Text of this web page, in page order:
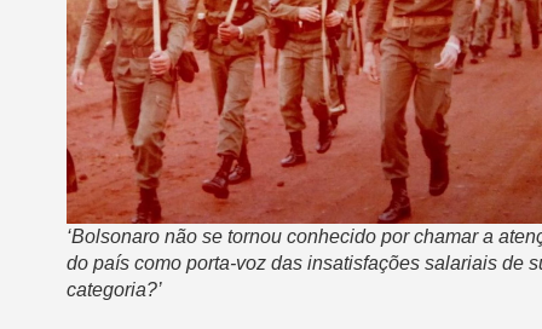
‘Bolsonaro não se tornou conhecido por chamar a
do país como porta-voz das insatisfações salariais de
categoria?’